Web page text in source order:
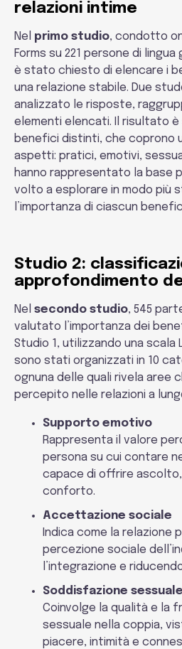
relazioni intime
Nel primo studio, condotto
Forms su 221 persone di
è stato chiesto di elencare i
una relazione stabile. Due
analizzato le risposte,
elementi elencati. Il risultato
benefici distinti, che coprono
aspetti: pratici, emotivi,
hanno rappresentato la base
volto a esplorare in modo più
l’importanza di ciascun
Studio 2:
approfondimento
Nel secondo studio, 545
valutato l’importanza dei
Studio 1, utilizzando una scala
sono stati organizzati in 10
ognuna delle quali rivela aree
percepito nelle relazioni a
Supporto emotivo
Rappresenta il valore
persona su cui contare
capace di offrire
conforto.
Accettazione sociale
Indica come la relazione
percezione sociale
l’integrazione e
Soddisfazione sessuale
Coinvolge la qualità e la
sessuale nella coppia,
piacere, intimità e